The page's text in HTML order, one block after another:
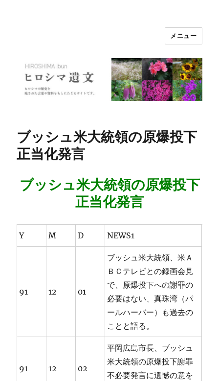
メニュー
ブッシュ米大統領の原爆投下
正当化発言
ブッシュ米大統領の原爆投下
正当化発言
Y M D NEWS1
91 12 01
ブッシュ米大統領、米Ａ
ＢＣテレビとの録画会見
で、原爆投下への謝罪の
必要はない、真珠湾（パ
ールハーバー）も過去の
ことと語る。
91 12 02
平岡広島市長、ブッシュ
米大統領の原爆投下謝罪
不必要発言に遺憾の意を